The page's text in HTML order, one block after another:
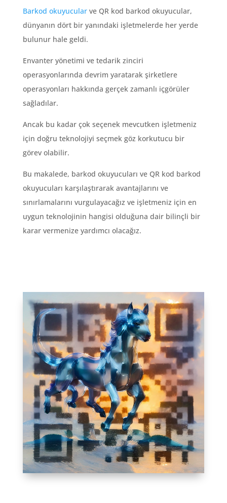
Barkod okuyucularve QR kod barkod okuyucular,
dünyanın dört bir yanındaki işletmelerde her yerde
bulunur hale geldi.
Envanter yönetimi ve tedarik zinciri
operasyonlarında devrim yaratarak şirketlere
operasyonları hakkında gerçek zamanlı içgörüler
sağladılar.
Ancak bu kadar çok seçenek mevcutken işletmeniz
için doğru teknolojiyi seçmek göz korkutucu bir
görev olabilir.
Bu makalede, barkod okuyucuları ve QR kod barkod
okuyucuları karşılaştırarak avantajlarını ve
sınırlamalarını vurgulayacağız ve işletmeniz için en
uygun teknolojinin hangisi olduğuna dair bilinçli bir
karar vermenize yardımcı olacağız.